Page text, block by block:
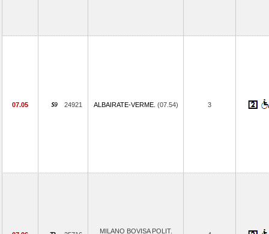
07.05 24921 ALBAIRATE-VERME. (07.54) 3
MILANO BOVISA POLIT.